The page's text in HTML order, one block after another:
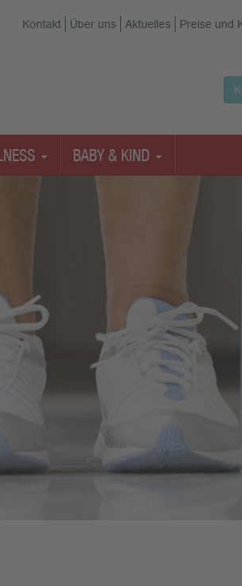
Kontakt Über uns Aktuelles Preise und
BABY & KIND